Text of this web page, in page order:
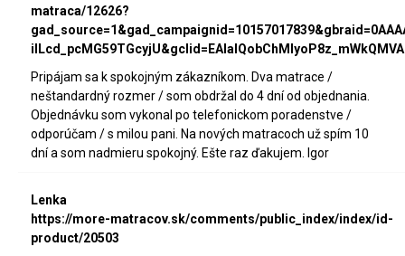
matraca/12626?
Pripájam sa k spokojným zákazníkom. Dva matrace /
neštandardný rozmer / som obdržal do 4 dní od objednania.
Objednávku som vykonal po telefonickom poradenstve /
odporúčam / s milou pani. Na nových matracoch už spím 10
dní a som nadmieru spokojný. Ešte raz ďakujem. Igor
Lenka
https://more-matracov.sk/comments/public_index/index/id-
product/20503